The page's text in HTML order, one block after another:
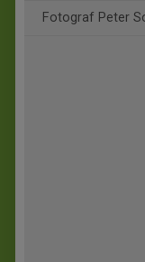
Fotograf Peter